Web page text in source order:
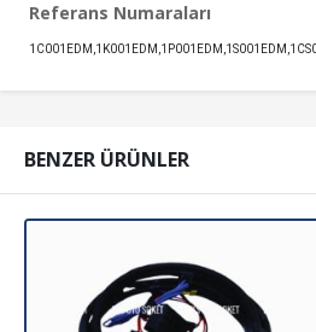
Referans Numaraları
BENZER ÜRÜNLER